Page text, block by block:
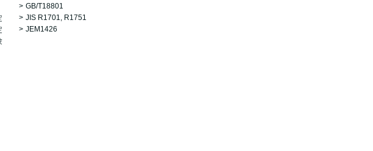
GB/T18801
JIS R1701, R1751
JEM1426